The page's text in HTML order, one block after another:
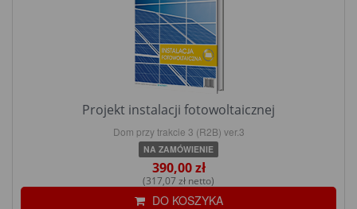
Projekt instalacji fotowoltaicznej
Dom przy trakcie 3 (R2B) ver.3
NA ZAMÓWIENIE
390,00 zł
(317,07 zł netto)
DO KOSZYKA